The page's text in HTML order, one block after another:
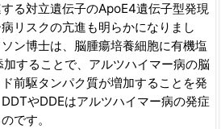
る対立遺伝子のApoE4遺伝子型発現
リスクの亢進も明らかになりまし
ン博士は、脳腫瘍培養細胞に有機塩
することで、アルツハイマー病の脳
前駆タンパク質が増加することを発
やDDEはアルツハイマー病の発症
です。